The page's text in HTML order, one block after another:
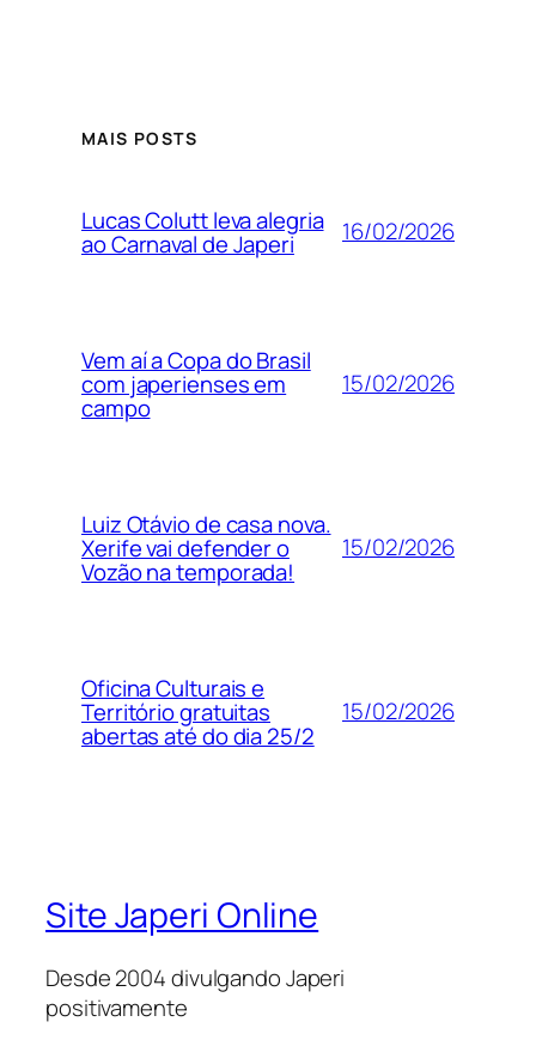
MAIS POSTS
Lucas Colutt leva alegria
ao Carnaval de Japeri 16/02/2026
Vem aí a Copa do Brasil
com japerienses em
campo
15/02/2026
Luiz Otávio de casa nova.
Xerife vai defender o
Vozão na temporada!
15/02/2026
Oficina Culturais e
Território gratuitas
abertas até do dia 25/2
15/02/2026
Site Japeri Online
Desde 2004 divulgando Japeri
positivamente